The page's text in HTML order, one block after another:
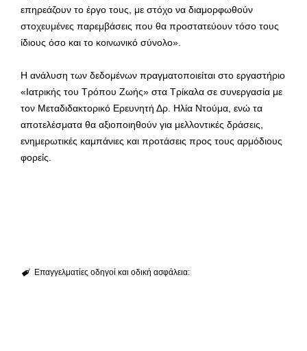
επηρεάζουν το έργο τους, με στόχο να διαμορφωθούν
στοχευμένες παρεμβάσεις που θα προστατεύουν τόσο τους
ίδιους όσο και το κοινωνικό σύνολο».
Η ανάλυση των δεδομένων πραγματοποιείται στο εργαστήριο
«Ιατρικής του Τρόπου Ζωής» στα Τρίκαλα σε συνεργασία με
τον Μεταδιδακτορικό Ερευνητή Δρ. Ηλία Ντούμα, ενώ τα
αποτελέσματα θα αξιοποιηθούν για μελλοντικές δράσεις,
ενημερωτικές καμπάνιες και προτάσεις προς τους αρμόδιους
φορείς.
Επαγγελματίες οδηγοί και οδική ασφάλεια: